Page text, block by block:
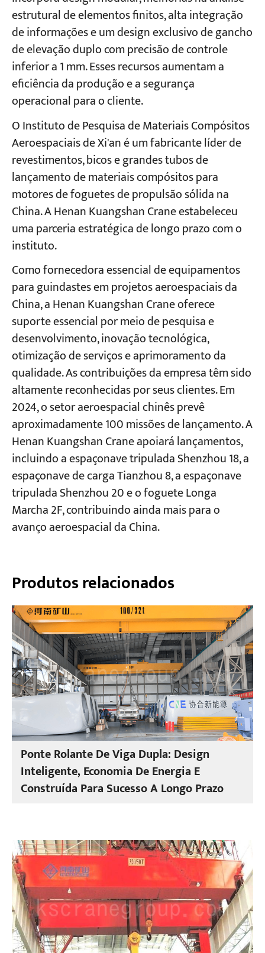
estrutural de elementos finitos, alta integração
de informações e um design exclusivo de gancho
de elevação duplo com precisão de controle
inferior a 1 mm. Esses recursos aumentam a
eficiência da produção e a segurança
operacional para o cliente.
O Instituto de Pesquisa de Materiais Compósitos
Aeroespaciais de Xi'an é um fabricante líder de
revestimentos, bicos e grandes tubos de
lançamento de materiais compósitos para
motores de foguetes de propulsão sólida na
China. A Henan Kuangshan Crane estabeleceu
uma parceria estratégica de longo prazo com o
instituto.
Como fornecedora essencial de equipamentos
para guindastes em projetos aeroespaciais da
China, a Henan Kuangshan Crane oferece
suporte essencial por meio de pesquisa e
desenvolvimento, inovação tecnológica,
otimização de serviços e aprimoramento da
qualidade. As contribuições da empresa têm sido
altamente reconhecidas por seus clientes. Em
2024, o setor aeroespacial chinês prevê
aproximadamente 100 missões de lançamento. A
Henan Kuangshan Crane apoiará lançamentos,
incluindo a espaçonave tripulada Shenzhou 18, a
espaçonave de carga Tianzhou 8, a espaçonave
tripulada Shenzhou 20 e o foguete Longa
Marcha 2F, contribuindo ainda mais para o
avanço aeroespacial da China.
Produtos relacionados
Ponte Rolante De Viga Dupla: Design
Inteligente, Economia De Energia E
Construída Para Sucesso A Longo Prazo